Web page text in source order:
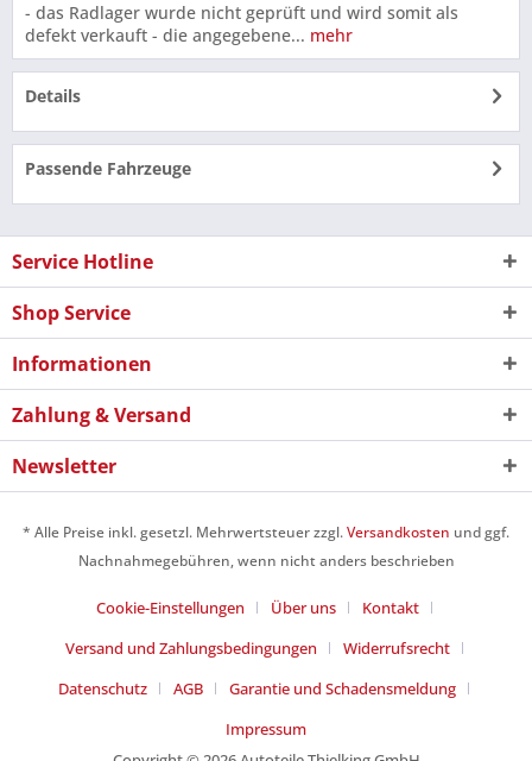
- das Radlager wurde nicht geprüft und wird somit als
defekt verkauft - die angegebene... mehr
Details
Passende Fahrzeuge
Service Hotline
Shop Service
Informationen
Zahlung & Versand
Newsletter
* Alle Preise inkl. gesetzl. Mehrwertsteuer zzgl.Versandkosten und ggf.
Nachnahmegebühren, wenn nicht anders beschrieben
Cookie-Einstellungen Über uns
Kontakt
Versand und Zahlungsbedingungen
Widerrufsrecht
Datenschutz
AGB
Garantie und Schadensmeldung
Impressum